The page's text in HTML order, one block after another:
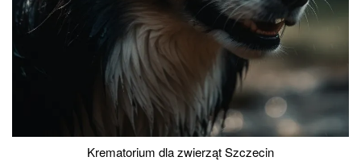
Krematorium dla zwierząt Szczecin